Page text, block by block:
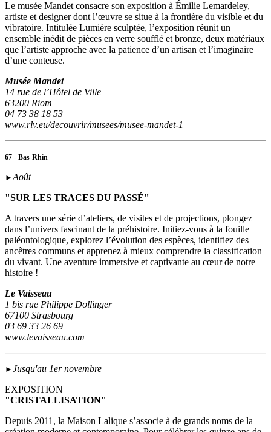
Le musée Mandet consacre son exposition à Émilie Lemardeley,
artiste et designer dont l’œuvre se situe à la frontière du visible et du
vibratoire. Intitulée Lumière sculptée, l’exposition réunit un
ensemble inédit de pièces en verre soufflé et bronze, deux matériaux
que l’artiste approche avec la patience d’un artisan et l’imaginaire
d’une conteuse.
Musée Mandet
14 rue de l’Hôtel de Ville
63200 Riom
04 73 38 18 53
www.rlv.eu/decouvrir/musees/musee-mandet-1
67 - Bas-Rhin
►Août
"SUR LES TRACES DU PASSÉ"
A travers une série d’ateliers, de visites et de projections, plongez
dans l’univers fascinant de la préhistoire. Initiez-vous à la fouille
paléontologique, explorez l’évolution des espèces, identifiez des
ancêtres communs et apprenez à mieux comprendre la classification
du vivant. Une aventure immersive et captivante au cœur de notre
histoire !
Le Vaisseau
1 bis rue Philippe Dollinger
67100 Strasbourg
03 69 33 26 69
www.levaisseau.com
► Jusqu'au 1er novembre
EXPOSITION
"CRISTALLISATION"
Depuis 2011, la Maison Lalique s’associe à de grands noms de la